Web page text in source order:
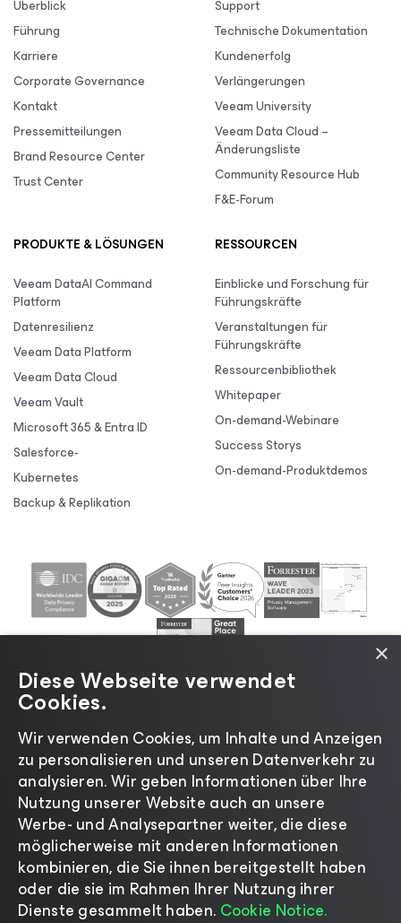
Überblick
Führung
Karriere
Corporate Governance
Kontakt
Pressemitteilungen
Brand Resource Center
Trust Center
Support
Technische Dokumentation
Kundenerfolg
Verlängerungen
Veeam University
Veeam Data Cloud –
Änderungsliste
Community Resource Hub
F&E-Forum
PRODUKTE & LÖSUNGEN
Veeam DataAI Command
Platform
Datenresilienz
Veeam Data Platform
Veeam Data Cloud
Veeam Vault
Microsoft 365 & Entra ID
Salesforce-
Kubernetes
Backup & Replikation
RESSOURCEN
Einblicke und Forschung für
Führungskräfte
Veranstaltungen für
Führungskräfte
Ressourcenbibliothek
Whitepaper
On-demand-Webinare
Success Storys
On-demand-Produktdemos
©2026 Veeam® Software |Datenschutzrichtlinie|
Cookies|Rechtliches |Lizenzierungsrichtlinie|
Lieferanten-Ressourcen| Impressum
Sprache ändern
×
Diese Webseite verwendet
Cookies.
Wir verwenden Cookies, um Inhalte und Anzeigen
zu personalisieren und unseren Datenverkehr zu
analysieren. Wir geben Informationen über Ihre
Nutzung unserer Website auch an unsere
Werbe- und Analysepartner weiter, die diese
möglicherweise mit anderen Informationen
kombinieren, die Sie ihnen bereitgestellt haben
oder die sie im Rahmen Ihrer Nutzung ihrer
Dienste gesammelt haben. Cookie Notice.